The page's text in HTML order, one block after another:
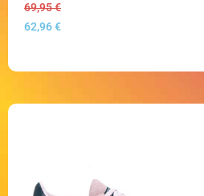
69,95€
62,96€